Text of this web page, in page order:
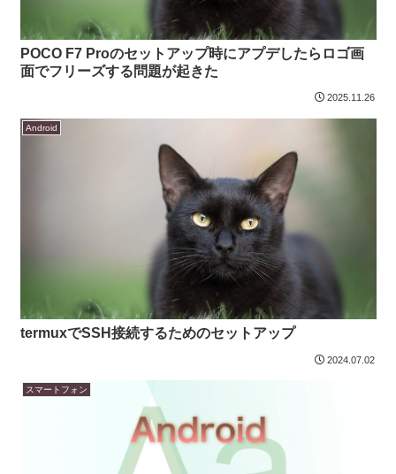
POCO F7 Proのセットアップ時にアプデしたらロゴ画
面でフリーズする問題が起きた
2025.11.26
Android
termuxでSSH接続するためのセットアップ
2024.07.02
スマートフォン